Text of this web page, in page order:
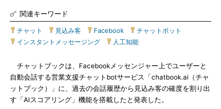
関連キーワード
チャット 見込み客 Facebook チャットボット
インスタントメッセージング
人工知能
チャットブックは、Facebookメッセンジャー上でユーザーと
自動会話する営業支援チャットbotサービス「chatbook.ai（チャ
ットブック）」に、過去の会話履歴から見込み客の確度を割り出
す「AIスコアリング」機能を搭載したと発表した。